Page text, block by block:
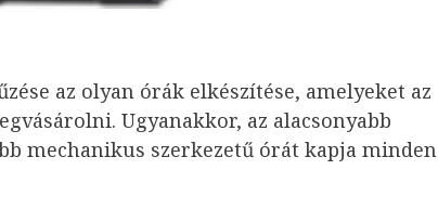
az olyan órák elkészítése, amelyeket az
Ugyanakkor, az alacsonyabb
mechanikus szerkezetű órát kapja minden